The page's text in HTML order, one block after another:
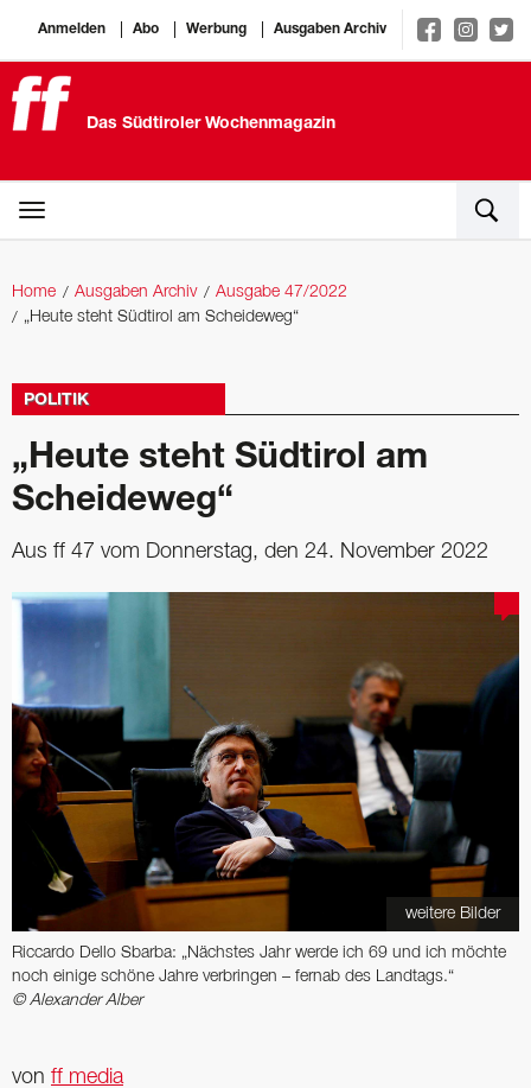
Anmelden Abo Werbung Ausgaben Archiv
Das Südtiroler Wochenmagazin
Home Ausgaben Archiv
Ausgabe 47/2022
„Heute steht Südtirol am Scheideweg“
POLITIK
„Heute steht Südtirol am
Scheideweg“
Aus ff 47 vom Donnerstag, den 24. November 2022
weitere Bilder
Riccardo Dello Sbarba: „Nächstes Jahr werde ich 69 und ich möchte
noch einige schöne Jahre verbringen – fernab des Landtags.“
© Alexander Alber
von ff media